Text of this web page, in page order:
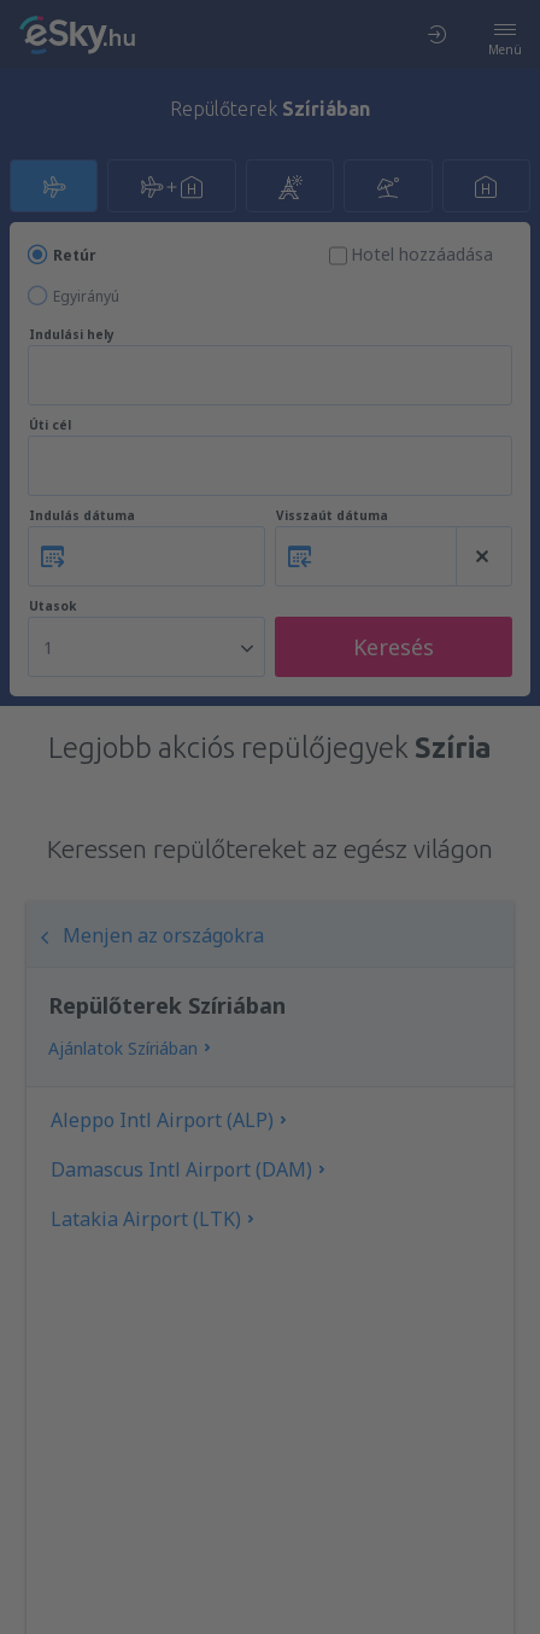
Menü
Repülőterek Szíriában
Retúr
Egyirányú
Hotel hozzáadása
Indulási hely
Úti cél
Indulás dátuma Visszaút dátuma
Utasok
1 Keresés
Legjobb akciós repülőjegyek Szíria
Keressen repülőtereket az egész világon
Menjen az országokra
Repülőterek Szíriában
Ajánlatok Szíriában
Aleppo Intl Airport (ALP)
Damascus Intl Airport (DAM)
Latakia Airport (LTK)